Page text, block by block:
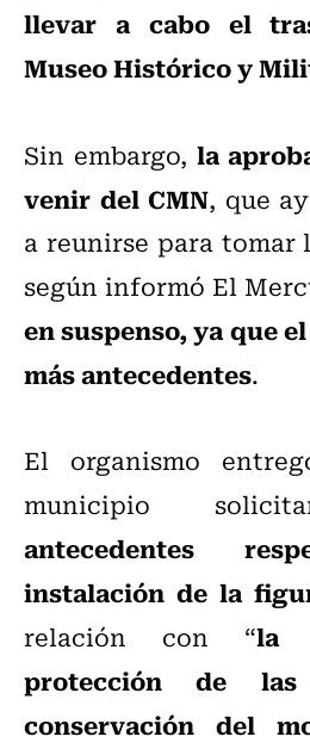
llevar a cabo el
Museo Histórico y
Sin embargo, la
venir del CMN, que
a reunirse para tomar
según informó El
en suspenso, ya que
más antecedentes.
El organismo
municipio
antecedentes
instalación de la
relación con “la
protección de
conservación del